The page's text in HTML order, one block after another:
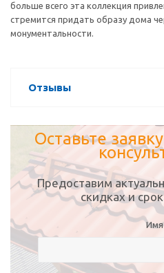
больше всего эта коллекция
стремится придать образу дома
монументальности.
Отзывы
Оставьте
Предоставим
скидках и
Имя